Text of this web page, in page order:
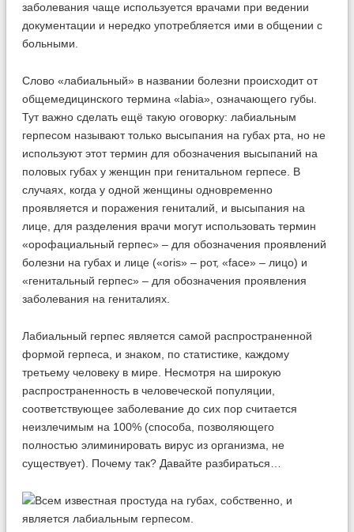
заболевания чаще используется врачами при ведении
документации и нередко употребляется ими в общении с
больными.
Слово «лабиальный» в названии болезни происходит от
общемедицинского термина «labia», означающего губы.
Тут важно сделать ещё такую оговорку: лабиальным
герпесом называют только высыпания на губах рта, но не
используют этот термин для обозначения высыпаний на
половых губах у женщин при генитальном герпесе. В
случаях, когда у одной женщины одновременно
проявляется и поражения гениталий, и высыпания на
лице, для разделения врачи могут использовать термин
«орофациальный герпес» – для обозначения проявлений
болезни на губах и лице («oris» – рот, «face» – лицо) и
«генитальный герпес» – для обозначения проявления
заболевания на гениталиях.
Лабиальный герпес является самой распространенной
формой герпеса, и знаком, по статистике, каждому
третьему человеку в мире. Несмотря на широкую
распространенность в человеческой популяции,
соответствующее заболевание до сих пор считается
неизлечимым на 100% (способа, позволяющего
полностью элиминировать вирус из организма, не
существует). Почему так? Давайте разбираться…